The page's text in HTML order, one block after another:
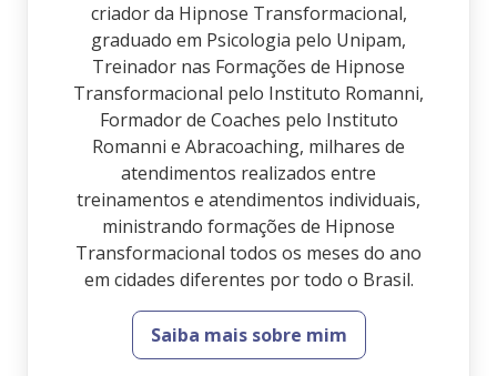
criador da Hipnose Transformacional,
graduado em Psicologia pelo Unipam,
Treinador nas Formações de Hipnose
Transformacional pelo Instituto Romanni,
Formador de Coaches pelo Instituto
Romanni e Abracoaching, milhares de
atendimentos realizados entre
treinamentos e atendimentos individuais,
ministrando formações de Hipnose
Transformacional todos os meses do ano
em cidades diferentes por todo o Brasil.
Saiba mais sobre mim